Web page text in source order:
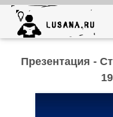
Презентация -